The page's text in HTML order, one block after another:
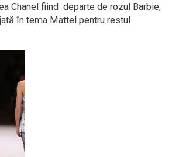
Chanel fiind departe de rozul Barbie,
în tema Mattel pentru restul